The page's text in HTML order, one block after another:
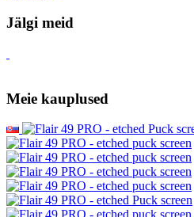
Jälgi meid
Meie kauplused